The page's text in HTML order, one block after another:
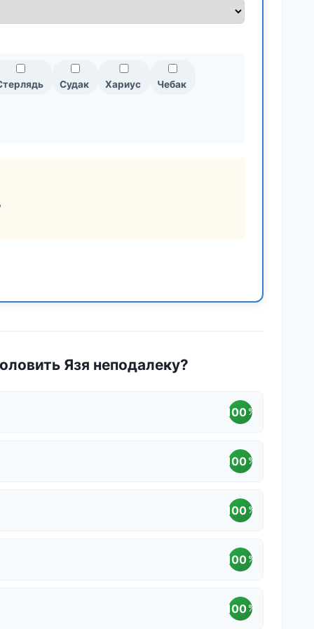
Судак Хариус Чебак
Язя неподалеку?
100 %
100 %
100 %
100 %
100 %